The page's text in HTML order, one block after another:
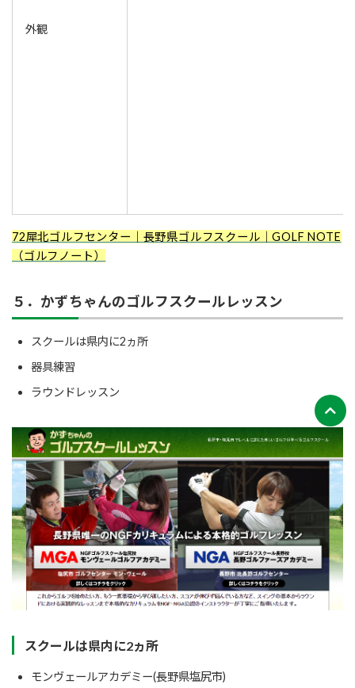
外観
72犀北ゴルフセンター｜長野県ゴルフスクール｜GOLF NOTE
（ゴルフノート）
５．かずちゃんのゴルフスクールレッスン
スクールは県内に2ヵ所
器具練習
ラウンドレッスン
スクールは県内に2ヵ所
モンヴェールアカデミー(長野県塩尻市)